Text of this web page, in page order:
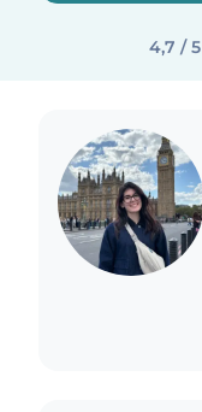
4,7 / 5